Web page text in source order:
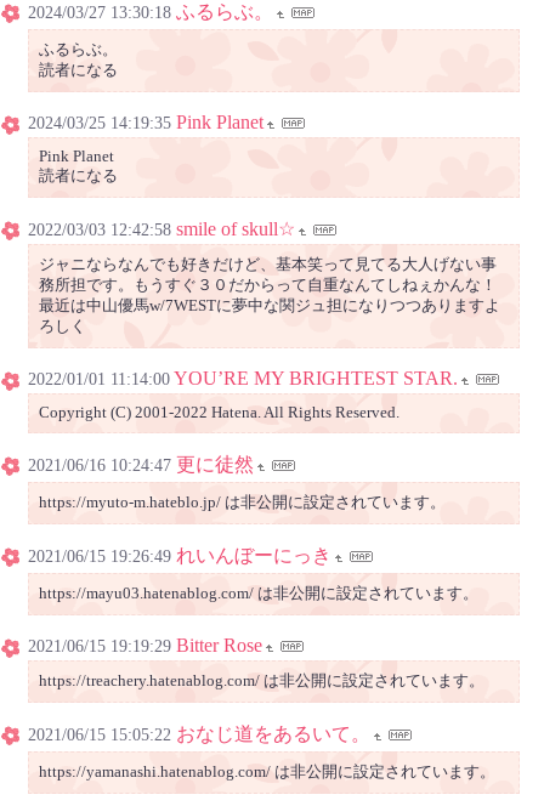
2024/03/27 13:30:18 ふるらぶ。
ふるらぶ。
読者になる
2024/03/25 14:19:35 Pink Planet
Pink Planet
読者になる
2022/03/03 12:42:58 smile of skull☆
ジャニならなんでも好きだけど、基本笑って見てる大人げない事
務所担です。もうすぐ３０だからって自重なんてしねぇかんな！
最近は中山優馬w/7WESTに夢中な関ジュ担になりつつありますよ
ろしく
2022/01/01 11:14:00YOU’RE MY BRIGHTEST STAR.
Copyright (C) 2001-2022 Hatena. All Rights Reserved.
2021/06/16 10:24:47 更に徒然
https://myuto-m.hateblo.jp/ は非公開に設定されています。
2021/06/15 19:26:49 れいんぼーにっき
https://mayu03.hatenablog.com/ は非公開に設定されています。
2021/06/15 19:19:29 Bitter Rose
https://treachery.hatenablog.com/ は非公開に設定されています。
2021/06/15 15:05:22 おなじ道をあるいて。
https://yamanashi.hatenablog.com/ は非公開に設定されています。